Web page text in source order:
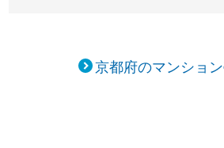
京都府のマンショ